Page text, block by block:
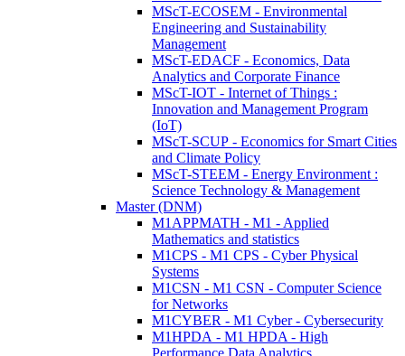
MScT-ECOSEM - Environmental
Engineering and Sustainability
Management
MScT-EDACF - Economics, Data
Analytics and Corporate Finance
MScT-IOT - Internet of Things :
Innovation and Management Program
(IoT)
MScT-SCUP - Economics for Smart Cities
and Climate Policy
MScT-STEEM - Energy Environment :
Science Technology & Management
Master (DNM)
M1APPMATH - M1 - Applied
Mathematics and statistics
M1CPS - M1 CPS - Cyber Physical
Systems
M1CSN - M1 CSN - Computer Science
for Networks
M1CYBER - M1 Cyber - Cybersecurity
M1HPDA - M1 HPDA - High
Performance Data Analytics